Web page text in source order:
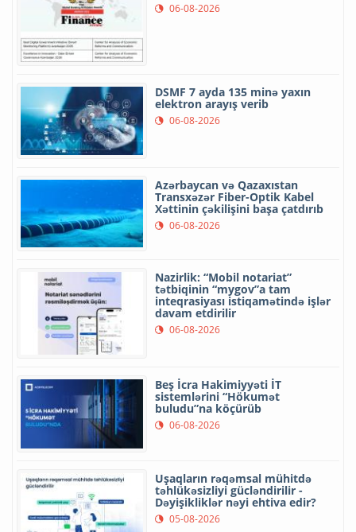
06-08-2026
DSMF 7 ayda 135 minə yaxın
elektron arayış verib
06-08-2026
Azərbaycan və Qazaxıstan
Transxəzər Fiber-Optik Kabel
Xəttinin çəkilişini başa çatdırıb
06-08-2026
Nazirlik: “Mobil notariat”
tətbiqinin “mygov”a tam
inteqrasiyası istiqamətində işlər
davam etdirilir
06-08-2026
Beş İcra Hakimiyyəti İT
sistemlərini “Hökumət
buludu”na köçürüb
06-08-2026
Uşaqların rəqəmsal mühitdə
təhlükəsizliyi gücləndirilir -
Dəyişikliklər nəyi ehtiva edir?
05-08-2026